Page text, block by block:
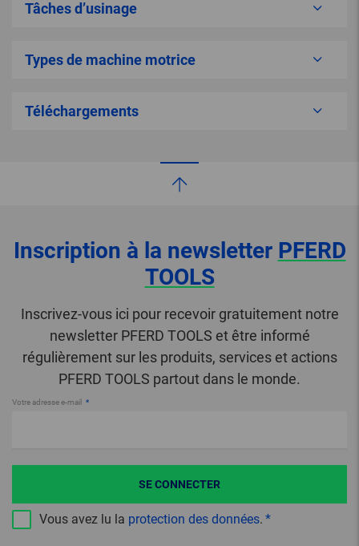
Tâches d’usinage
Types de machine motrice
Téléchargements
Inscription à la newsletter PFERD
TOOLS
Inscrivez-vous ici pour recevoir gratuitement notre
newsletter PFERD TOOLS et être informé
régulièrement sur les produits, services et actions
PFERD TOOLS partout dans le monde.
Votre adresse e-mail
Vous avez lu la protection des données.
SE CONNECTER